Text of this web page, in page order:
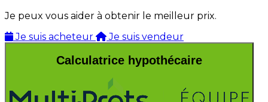
Je peux vous aider à obtenir le meilleur prix.
Je suis acheteur
Je suis vendeur
Calculatrice hypothécaire